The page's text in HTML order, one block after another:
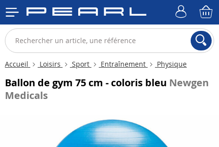
Accueil Loisirs Sport Entraînement Physique
Ballon de gym 75 cm - coloris bleu Newgen
Medicals